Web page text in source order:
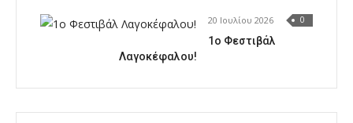
20 Ιουλίου 2026 0
1o Φεστιβάλ
Λαγοκέφαλου!